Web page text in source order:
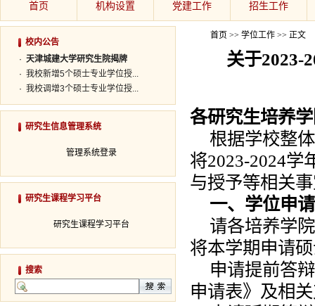
首页 机构设置 党建工作 招生工作
首页 >> 学位工作 >> 正文
关于2023-
各研究生培养
根据学校整
将2023-2024学
与授予等相关
一、学位申
请各培养学
将本学期申请
申请提前答
申请表》及相
校内公告
· 天津城建大学研究生院揭牌
· 我校新增5个硕士专业学位授...
· 我校调增3个硕士专业学位授...
研究生信息管理系统
管理系统登录
研究生课程学习平台
研究生课程学习平台
搜索